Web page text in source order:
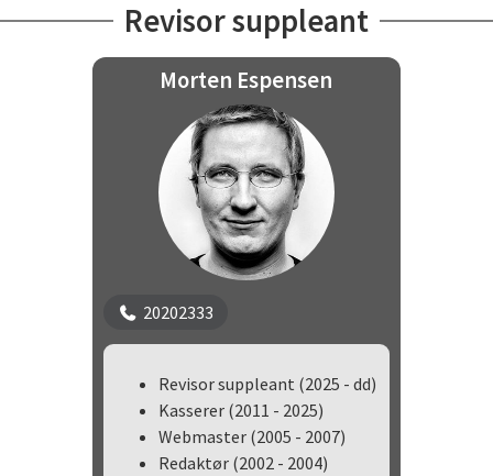
Revisor suppleant
Morten Espensen
20202333
Revisor suppleant (2025 - dd)
Kasserer (2011 - 2025)
Webmaster (2005 - 2007)
Redaktør (2002 - 2004)